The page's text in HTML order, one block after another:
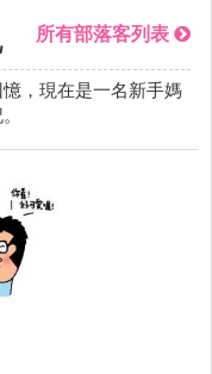
所有部落客列表
，現在是一名新手媽